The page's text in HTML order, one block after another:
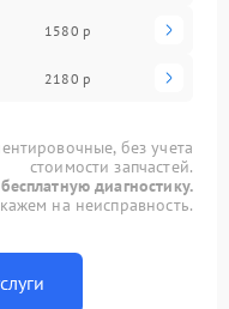
1580 р
2180 р
без учета
стоимости запчастей.
диагностику.
на неисправность.